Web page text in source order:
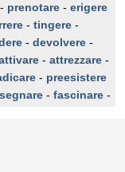
- prenotare - erigere
- tingere -
- devolvere -
- attrezzare -
- preesistere
- fascinare -